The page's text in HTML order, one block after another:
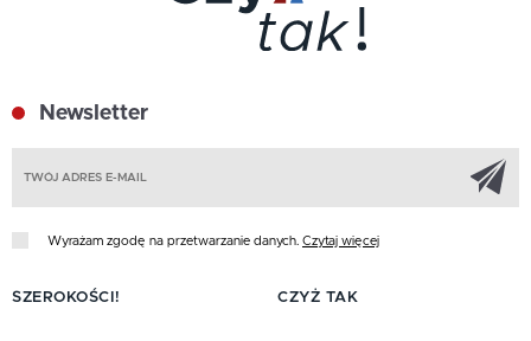
Newsletter
Wyrażam zgodę na przetwarzanie danych. Czytaj więcej
SZEROKOŚCI! CZYŻ TAK